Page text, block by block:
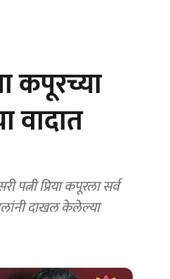
कपूरच्या
वादात
प्रिया कपूरला सर्व
दाखल केलेल्या